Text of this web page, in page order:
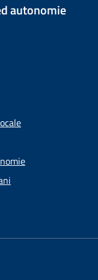
autonomie